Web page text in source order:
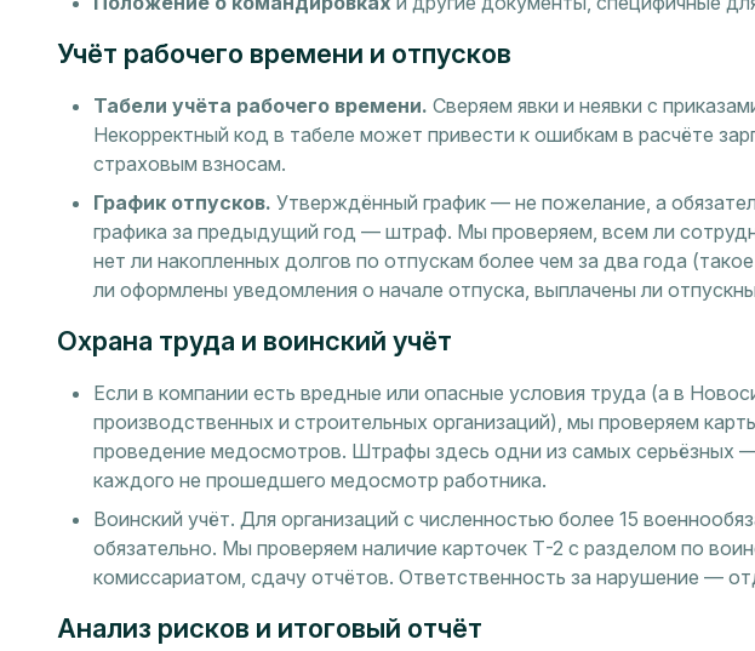
Учёт рабочего времени и отпусков
Табели учёта рабочего времени. Сверяем явки и неявки с
Некорректный код в табеле может привести к ошибкам в расчёте
страховым взносам.
График отпусков. Утверждённый график — не пожелание, а
графика за предыдущий год — штраф. Мы проверяем, всем ли
нет ли накопленных долгов по отпускам более чем за два года
ли оформлены уведомления о начале отпуска, выплачены ли
Охрана труда и воинский учёт
Если в компании есть вредные или опасные условия труда (а в
производственных и строительных организаций), мы проверяем
проведение медосмотров. Штрафы здесь одни из самых серьёзных
каждого не прошедшего медосмотр работника.
Воинский учёт. Для организаций с численностью более 15
обязательно. Мы проверяем наличие карточек Т-2 с разделом по
комиссариатом, сдачу отчётов. Ответственность за нарушение —
Анализ рисков и итоговый отчёт